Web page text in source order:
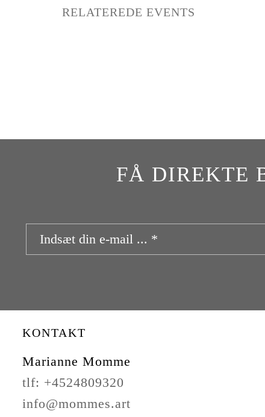
RELATEREDE EVENTS
FÅ DIREKTE
KONTAKT
Marianne Momme
tlf: +4524809320
info@mommes.art